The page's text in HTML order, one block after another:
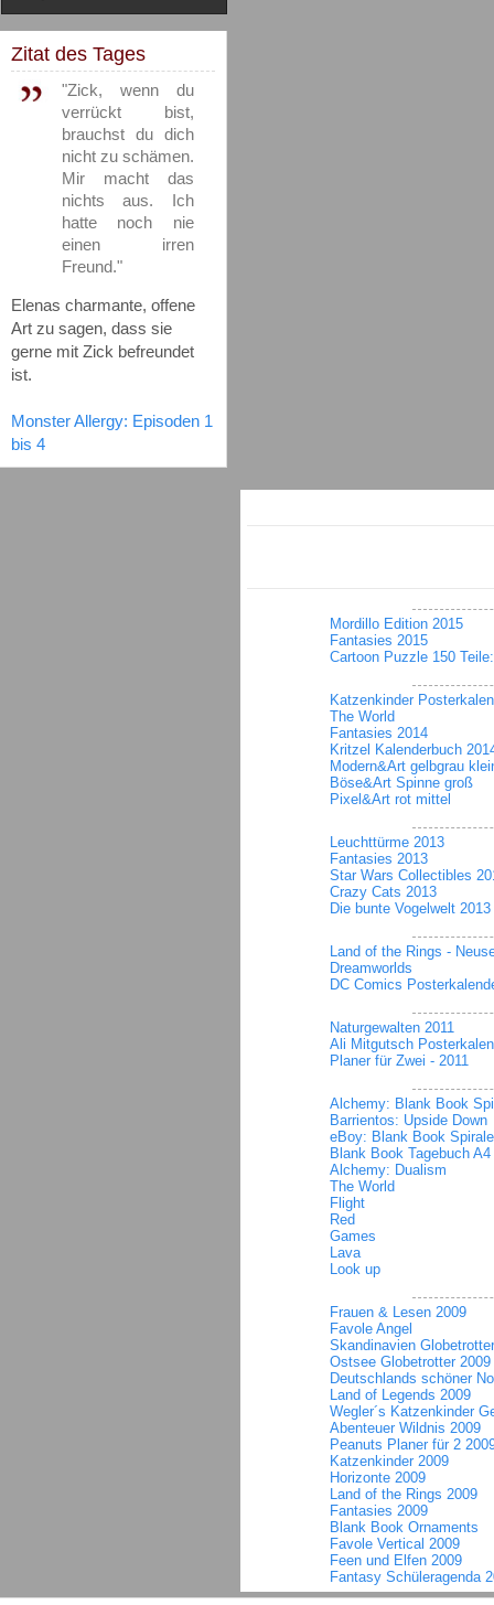
Zitat des Tages
"Zick, wenn du
verrückt bist,
brauchst du dich
nicht zu schämen.
Mir macht das
nichts aus. Ich
hatte noch nie
einen irren
Freund."
Elenas charmante, offene
Art zu sagen, dass sie
gerne mit Zick befreundet
ist.
Monster Allergy: Episoden 1
bis 4
Mordillo Edition 2015
Fantasies 2015
Cartoon Puzzle 150
Katzenkinder
The World
Fantasies 2014
Kritzel Kalenderbuch
Modern&Art gelbgrau
Böse&Art Spinne groß
Pixel&Art rot mittel
Leuchttürme 2013
Fantasies 2013
Star Wars Collectibles
Crazy Cats 2013
Die bunte Vogelwelt 2013
Land of the Rings -
Dreamworlds
DC Comics
Naturgewalten 2011
Ali Mitgutsch
Planer für Zwei - 2011
Alchemy: Blank Book
Barrientos: Upside Down
eBoy: Blank Book
Blank Book Tagebuch A4
Alchemy: Dualism
The World
Flight
Red
Games
Lava
Look up
Frauen & Lesen 2009
Favole Angel
Skandinavien
Ostsee Globetrotter 2009
Deutschlands schöner
Land of Legends 2009
Wegler´s Katzenkinder
Abenteuer Wildnis 2009
Peanuts Planer für 2
Katzenkinder 2009
Horizonte 2009
Land of the Rings 2009
Fantasies 2009
Blank Book Ornaments
Favole Vertical 2009
Feen und Elfen 2009
Fantasy Schüleragenda